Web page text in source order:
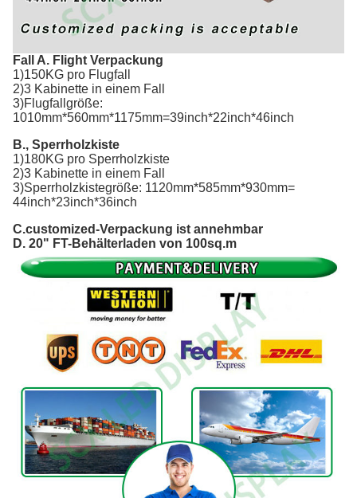
Fall A. Flight Verpackung
1)150KG pro Flugfall
2)3 Kabinette in einem Fall
3)Flugfallgröße:
1010mm*560mm*1175mm=39inch*22inch*46inch
B., Sperrholzkiste
1)180KG pro Sperrholzkiste
2)3 Kabinette in einem Fall
3)Sperrholzkistegröße: 1120mm*585mm*930mm=
44inch*23inch*36inch
C.customized-Verpackung ist annehmbar
D. 20" FT-Behälterladen von 100sq.m